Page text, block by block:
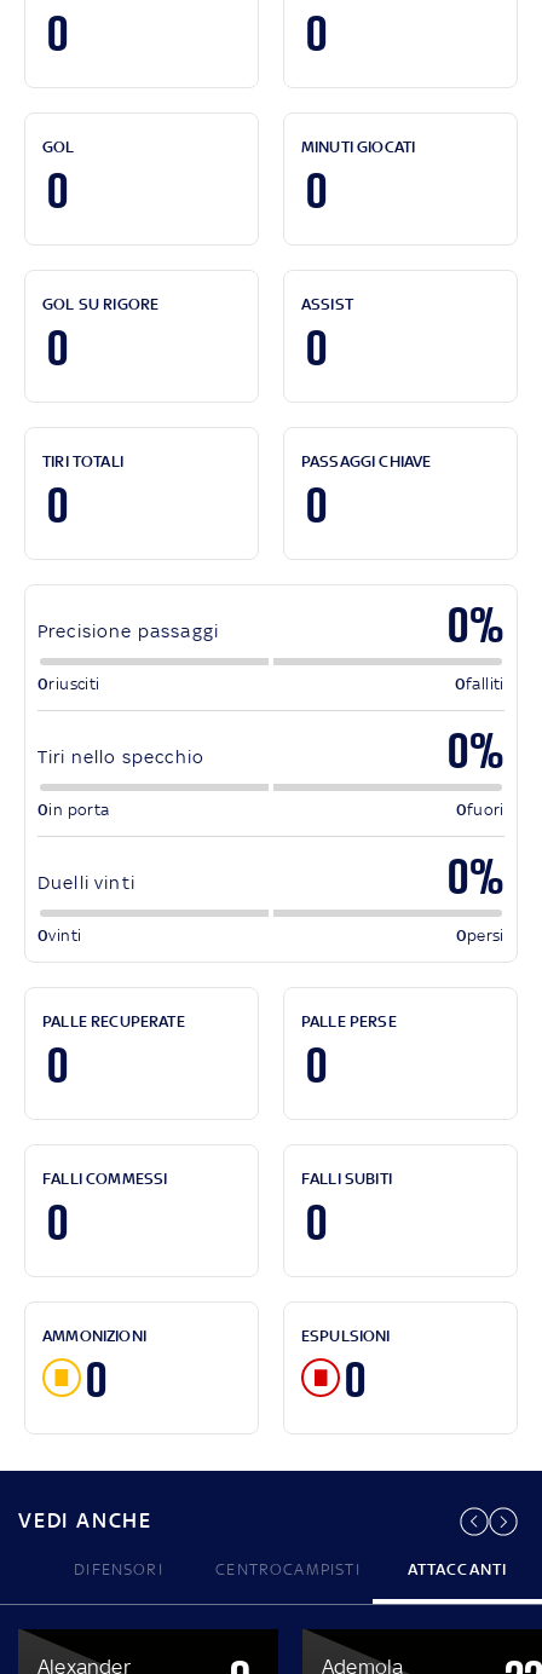
0 0
GOL
0
MINUTI GIOCATI
0
GOL SU RIGORE
0
ASSIST
0
TIRI TOTALI
0
PASSAGGI CHIAVE
0
Precisione passaggi 0%
0riusciti 0falliti
Tiri nello specchio 0%
0in porta 0fuori
Duelli vinti 0%
0vinti 0persi
PALLE RECUPERATE
0
PALLE PERSE
0
FALLI COMMESSI
0
FALLI SUBITI
0
AMMONIZIONI
0
ESPULSIONI
0
VEDI ANCHE
DIFENSORI CENTROCAMPISTI ATTACCANTI
Alexander Ademola